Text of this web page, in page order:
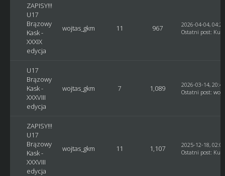
ZAPISY!!!
U17
Brązowy
Kask -
XXXIX
edycja
wojtas_gkm 11 967
2026-04-04,
Ostatni post: Kusy
U17
Brązowy
Kask -
XXXVIII
edycja
wojtas_gkm 7 1,089
2026-03-14,
Ostatni post:
ZAPISY!!!
U17
Brązowy
Kask -
XXXVIII
edycja
wojtas_gkm 11 1,107
2025-12-18,
Ostatni post: Kusy